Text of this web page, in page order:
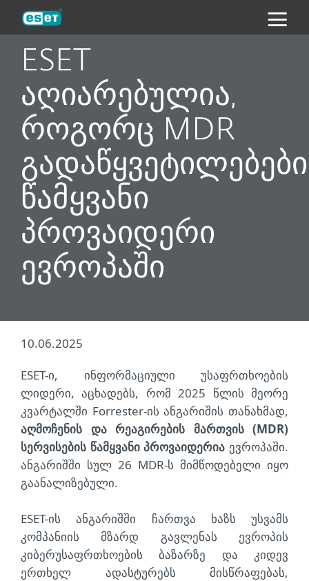
ESET
აღიარებულია,
როგორც MDR
წამყვანი
პროვაიდერი
ევროპაში
10.06.2025
ESET-ი, ინფორმაციული უსაფრთხოების
ლიდერი, აცხადებს, რომ 2025 წლის მეორე
კვარტალში Forrester-ის ანგარიშის თანახმად,
აღმოჩენის და რეაგირების მართვის (MDR)
სერვისების წამყვანი პროვაიდერია ევროპაში.
ანგარიშში სულ 26 MDR-ს მიმწოდებელი იყო
გაანალიზებული.
ESET-ის ანგარიშში ჩართვა ხაზს უსვამს
კომპანიის მზარდ გავლენას ევროპის
კიბერუსაფრთხოების ბაზარზე და კიდევ
ერთხელ ადასტურებს მისწრაფებას,
ESET